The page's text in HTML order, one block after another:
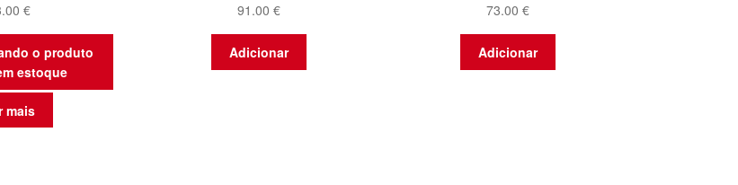
€
o produto
estoque
mais
91.00 €
Adicionar
73.00€
Adicionar